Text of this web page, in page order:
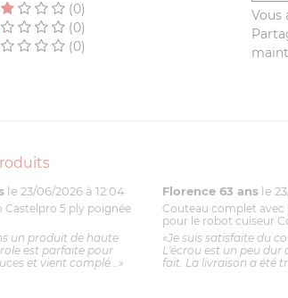
(0)
(0)
(0)
Vous
le 23/06/2026 à 12:04
5 ply poignée
un produit de haute
est parfaite pour
et vient complé...»
Florence 63 ans le
Couteau complet avec
pour le robot cuiseur
«Je suis satisfaite du
L'écrou est un peu dur
fait. La livraison a été